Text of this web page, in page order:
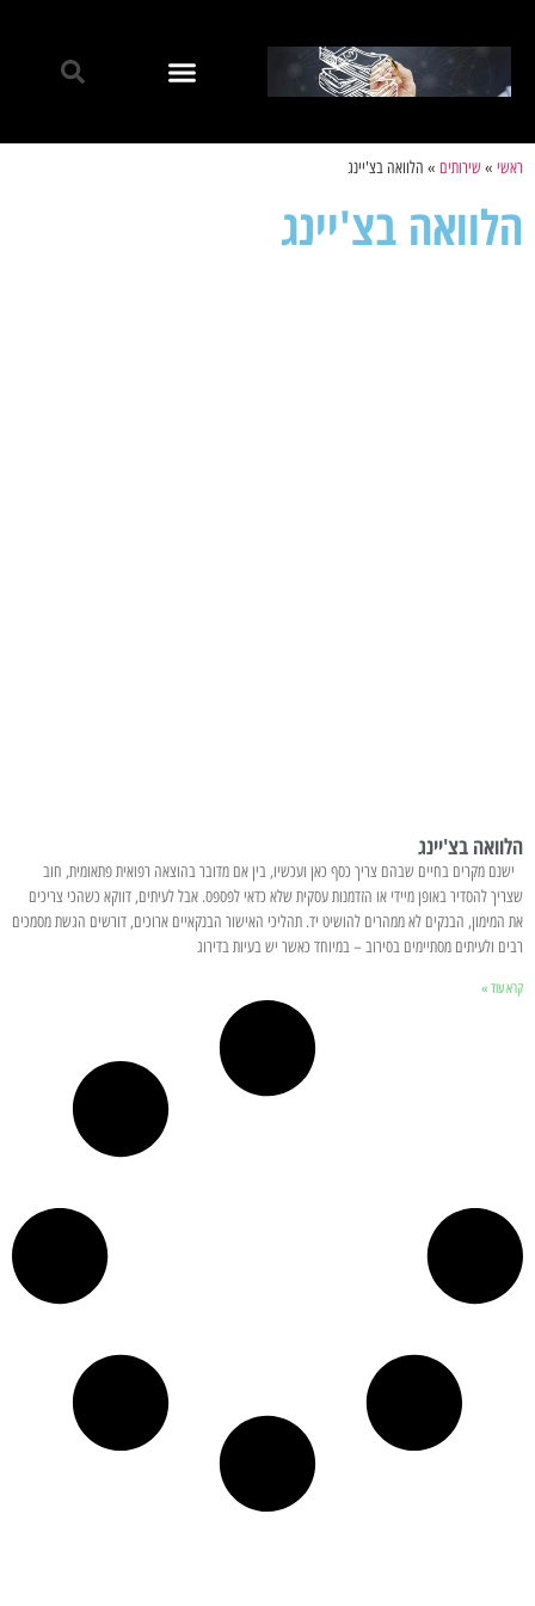
ראשי »שירותים » הלוואה בצ'יינג
הלוואה בצ'יינג
הלוואה בצ'יינג
ישנם מקרים בחיים שבהם צריך כסף כאן ועכשיו, בין אם מדובר בהוצאה רפואית פתאומית, חוב
שצריך להסדיר באופן מיידי או הזדמנות עסקית שלא כדאי לפספס. אבל לעיתים, דווקא כשהכי צריכים
את המימון, הבנקים לא ממהרים להושיט יד. תהליכי האישור הבנקאיים ארוכים, דורשים הגשת מסמכים
רבים ולעיתים מסתיימים בסירוב – במיוחד כאשר יש בעיות בדירוג
קרא עוד »